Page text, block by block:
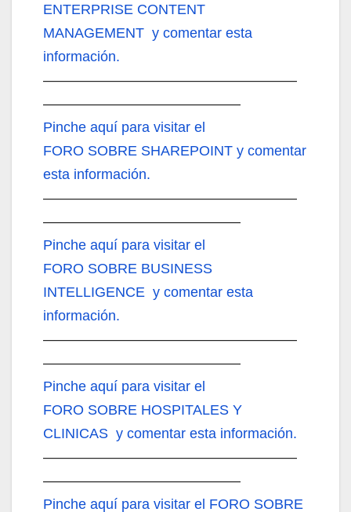
ENTERPRISE CONTENT
MANAGEMENT y comentar esta
información.
——————————————————
——————————————
Pinche aquí para visitar el
FORO SOBRE SHAREPOINT y comentar
esta información.
——————————————————
——————————————
Pinche aquí para visitar el
FORO SOBRE BUSINESS
INTELLIGENCE y comentar esta
información.
——————————————————
——————————————
Pinche aquí para visitar el
FORO SOBRE HOSPITALES Y
CLINICAS y comentar esta información.
——————————————————
——————————————
Pinche aquí para visitar el FORO SOBRE